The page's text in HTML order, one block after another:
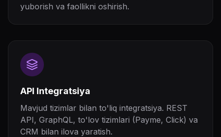
yuborish va faollikni oshirish.
API Integratsiya
Mavjud tizimlar bilan to'liq integratsiya. REST
API, GraphQL, to'lov tizimlari (Payme, Click) va
CRM bilan ilova yaratish.